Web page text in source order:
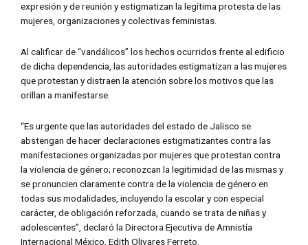
expresión y de reunión y estigmatizan la legítima protesta de las
mujeres, organizaciones y colectivas feministas.
Al calificar de “vandálicos” los hechos ocurridos frente al edificio
de dicha dependencia, las autoridades estigmatizan a las mujeres
que protestan y distraen la atención sobre los motivos que las
orillan a manifestarse.
“Es urgente que las autoridades del estado de Jalisco se
abstengan de hacer declaraciones estigmatizantes contra las
manifestaciones organizadas por mujeres que protestan contra
la violencia de género; reconozcan la legitimidad de las mismas y
se pronuncien claramente contra de la violencia de género en
todas sus modalidades, incluyendo la escolar y con especial
carácter, de obligación reforzada, cuando se trata de niñas y
adolescentes”, declaró la Directora Ejecutiva de Amnistía
Internacional México, Edith Olivares Ferreto.